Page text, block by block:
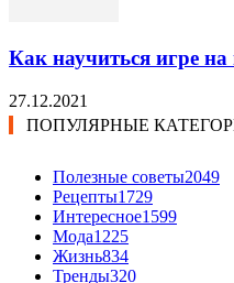
Как научиться игре на
27.12.2021
ПОПУЛЯРНЫЕ
Полезные советы2049
Рецепты1729
Интересное1599
Мода1225
Жизнь834
Тренды320